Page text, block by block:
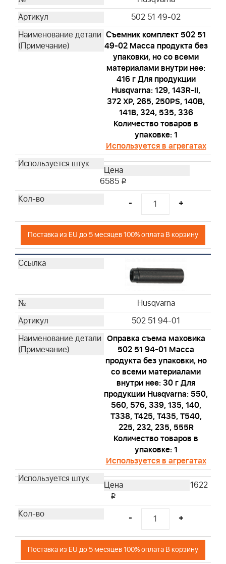
502 51 49-02
Съемник комплект 502 51
49-02 Масса продукта без
упаковки, но со всеми
материалами внутри нее:
416 г Для продукции
Husqvarna: 129, 143R-II,
372 XP, 265, 250PS, 140B,
141B, 324, 535, 336
Количество товаров в
упаковке: 1
Используется в агрегатах
6585 i
- +
Поставка из EU до 5 месяцев 100% оплата В корзину
Husqvarna
502 51 94-01
Оправка съема маховика
502 51 94-01 Масса
продукта без упаковки, но
со всеми материалами
внутри нее: 30 г Для
продукции Husqvarna: 550,
560, 576, 339, 135, 140,
T338, T425, T435, T540,
225, 232, 235, 555R
Количество товаров в
упаковке: 1
Используется в агрегатах
1622
i
- +
Поставка из EU до 5 месяцев 100% оплата В корзину